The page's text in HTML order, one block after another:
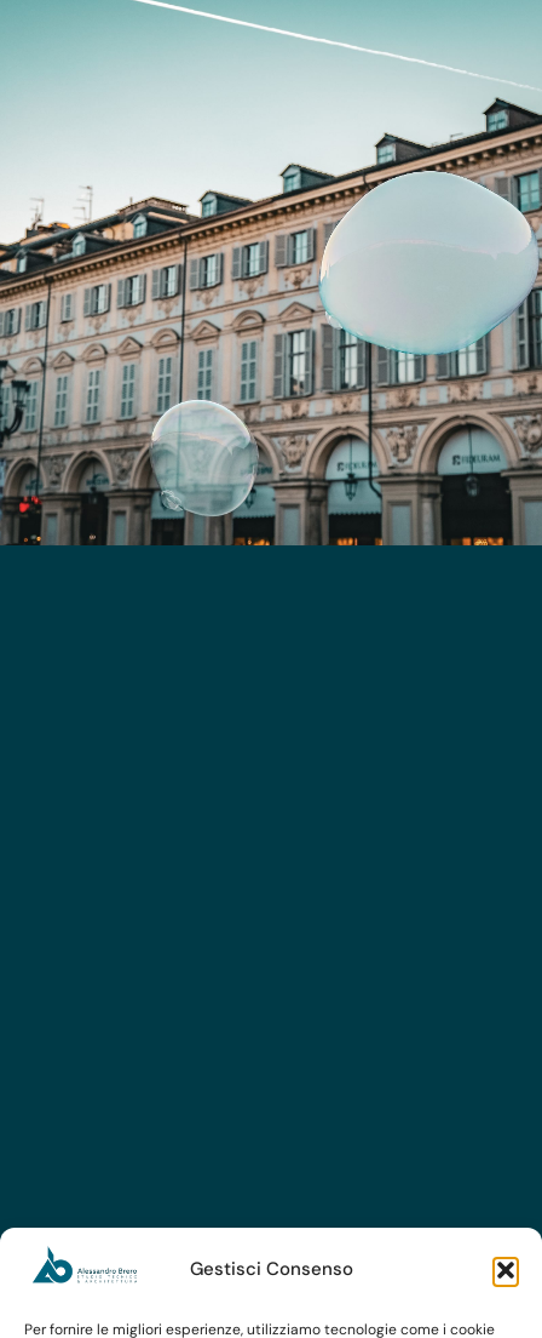
Gestisci Consenso
Per fornire le migliori esperienze, utilizziamo tecnologie come i cookie